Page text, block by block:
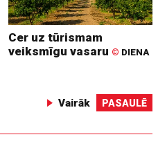
Cer uz tūrismam
veiksmīgu vasaru © DIENA
Vairāk PASAULĒ